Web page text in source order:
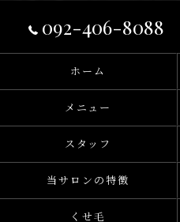
092-406-8088
ホーム
メニュー
スタッフ
当サロンの特徴
くせ毛